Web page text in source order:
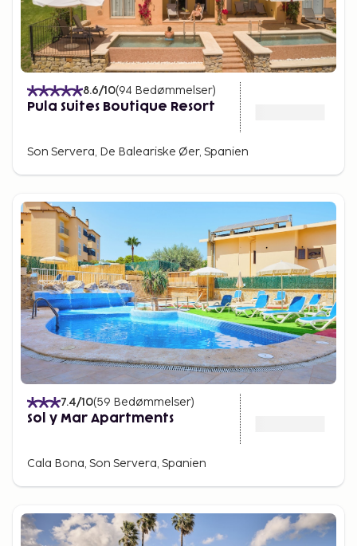
8.6/10(94 Bedømmelser)
Pula Suites Boutique Resort
Son Servera, De Baleariske Øer, Spanien
7.4/10(59 Bedømmelser)
Sol y Mar Apartments
Cala Bona, Son Servera, Spanien